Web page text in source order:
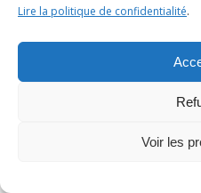
Lire la politique de confidentialité.
Voir les
Benzitoun
courriers
questions
lorraine.fr
Actualité